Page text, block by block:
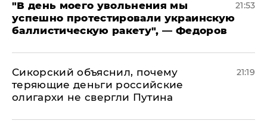
​"В день моего увольнения мы
успешно протестировали украинскую
баллистическую ракету", — Федоров
21:53
Сикорский объяснил, почему
теряющие деньги российские
олигархи не свергли Путина
21:19